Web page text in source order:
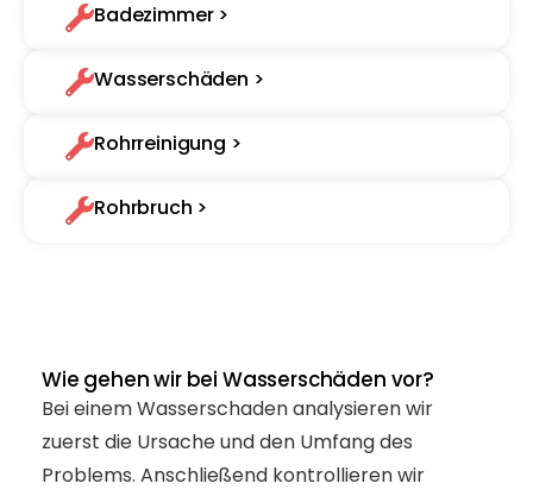
Badezimmer >
Wasserschäden >
Rohrreinigung >
Rohrbruch >
Wie gehen wir bei Wasserschäden vor?
Bei einem Wasserschaden analysieren wir
zuerst die Ursache und den Umfang des
Problems. Anschließend kontrollieren wir